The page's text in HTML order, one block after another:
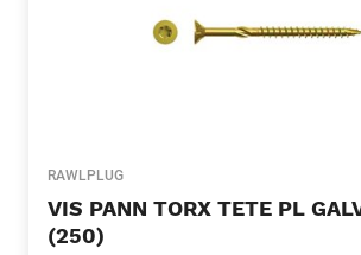
RAWLPLUG
VIS PANN TORX TETE PL
(250)